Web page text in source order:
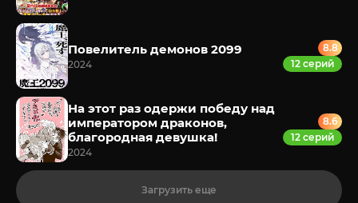
Повелитель демонов 2099
2024
8.8
12 серий
На этот раз одержи победу над
императором драконов,
благородная девушка!
2024
8.6
12 серий
Загрузить еще